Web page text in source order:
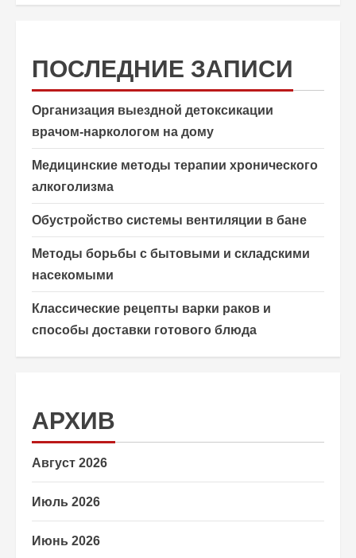
ПОСЛЕДНИЕ ЗАПИСИ
Организация выездной детоксикации
врачом-наркологом на дому
Медицинские методы терапии хронического
алкоголизма
Обустройство системы вентиляции в бане
Методы борьбы с бытовыми и складскими
насекомыми
Классические рецепты варки раков и
способы доставки готового блюда
АРХИВ
Август 2026
Июль 2026
Июнь 2026